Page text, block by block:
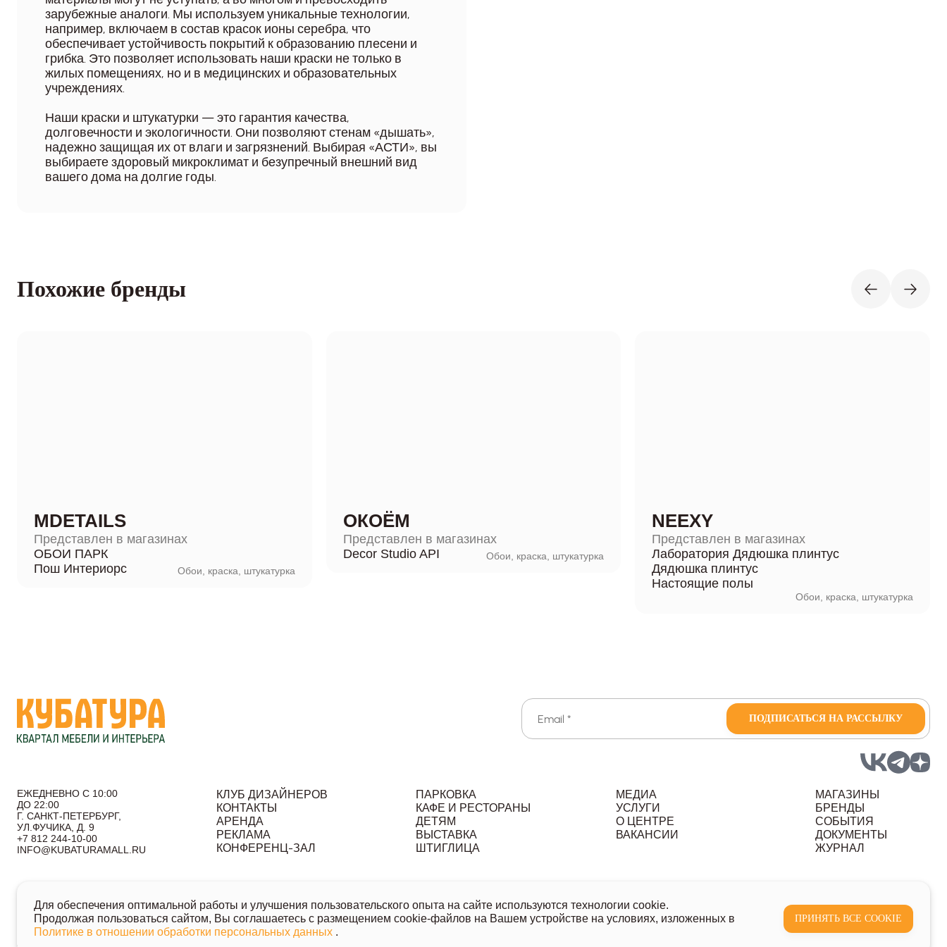
зарубежные аналоги. Мы используем уникальные технологии,
например, включаем в состав красок ионы серебра, что
обеспечивает устойчивость покрытий к образованию плесени и
грибка. Это позволяет использовать наши краски не только в
жилых помещениях, но и в медицинских и образовательных
учреждениях.
Наши краски и штукатурки — это гарантия качества,
долговечности и экологичности. Они позволяют стенам «дышать»,
надежно защищая их от влаги и загрязнений. Выбирая «АСТИ», вы
выбираете здоровый микроклимат и безупречный внешний вид
вашего дома на долгие годы.
Похожие бренды
MDETAILS
Представлен в магазинах
ОБОИ ПАРК
Пош Интериорс
Обои, краска, штукатурка
ОКОЁМ
Представлен в магазинах
Decor Studio API
Обои, краска, штукатурка
NEEXY
Представлен в магазинах
Лаборатория Дядюшка плинтус
Дядюшка плинтус
Настоящие полы
Обои, краска, штукатурка
ПОДПИСАТЬСЯ НА РАССЫЛКУ
ЕЖЕДНЕВНО С 10:00
ДО 22:00
Г. САНКТ-ПЕТЕРБУРГ,
УЛ.ФУЧИКА, Д. 9
+7 812 244-10-00
INFO@KUBATURAMALL.RU
КЛУБ ДИЗАЙНЕРОВ
КОНТАКТЫ
АРЕНДА
РЕКЛАМА
КОНФЕРЕНЦ-ЗАЛ
ПАРКОВКА
КАФЕ И РЕСТОРАНЫ
ДЕТЯМ
ВЫСТАВКА
ШТИГЛИЦА
МЕДИА
УСЛУГИ
О ЦЕНТРЕ
ВАКАНСИИ
МАГАЗИНЫ
БРЕНДЫ
СОБЫТИЯ
ДОКУМЕНТЫ
ЖУРНАЛ
© 2026 Кубатура. Квартал мебели и интерьера
Информация о товарах и ценах на сайте не является публичной офертой, носит исключительно информационный характер.
Для получения подробной информации о наличии и стоимости указанных товаров и услуг напишите или позвоните нам.
Для обеспечения оптимальной работы и улучшения пользовательского опыта на сайте используются технологии cookie.
Продолжая пользоваться сайтом, Вы соглашаетесь с размещением cookie-файлов на Вашем устройстве на условиях, изложенных в
Политике в отношении обработки персональных данных .
ПРИНЯТЬ ВСЕ COOKIE